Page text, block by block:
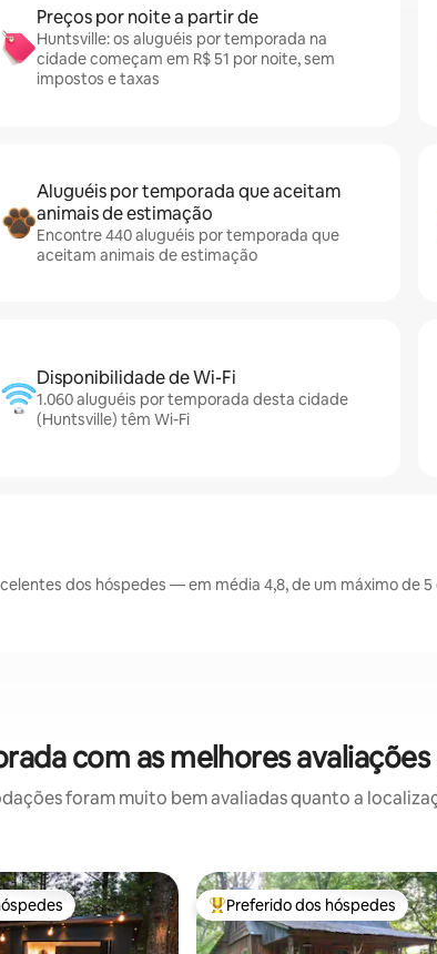
Preços por noite a partir de
Huntsville: os aluguéis por temporada na
cidade começam em R$ 51 por noite, sem
impostos e taxas
Aluguéis por temporada que aceitam
animais de estimação
Encontre 440 aluguéis por temporada que
aceitam animais de estimação
Disponibilidade de Wi-Fi
1.060 aluguéis por temporada desta cidade
(Huntsville) têm Wi-Fi
dos hóspedes — em média 4,8, de um máximo de 5
com as melhores
foram muito bem avaliadas quanto a
preferidos dos hóspedes Entre os melhores preferidos
Preferido dos hóspedes